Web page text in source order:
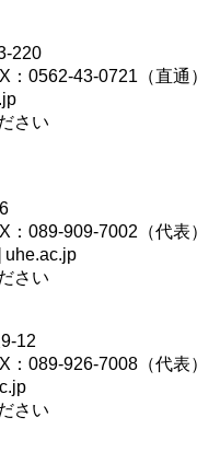
220
0562-43-0721（直通）
さい
089-909-7002（代表）
uhe.ac.jp
さい
12
089-926-7008（代表）
さい